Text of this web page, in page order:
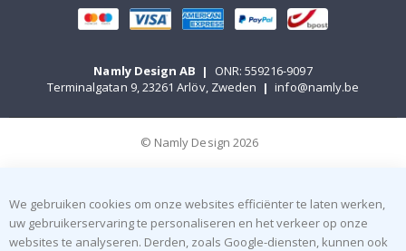
Namly Design AB |
ONR: 559216-9097
Terminalgatan 9, 23261 Arlöv, Zweden | info@namly.be
© Namly Design 2026
We gebruiken cookies om onze websites efficiënter te laten werken,
uw gebruikerservaring te personaliseren en het verkeer op onze
websites te analyseren. Derden, zoals Google-diensten, kunnen ook